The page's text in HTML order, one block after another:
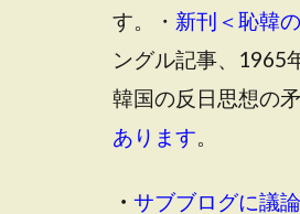
す。・ 新刊＜恥韓
ングル記事、1965
韓国の反日思想の
あります。
・ サブブログに議